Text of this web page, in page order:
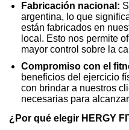
Fabricación nacional:
argentina, lo que
están fabricados en
local. Esto nos permite
mayor control sobre la
Compromiso con el
beneficios del ejercicio
con brindar a nuestros
necesarias para
¿Por qué elegir HERGY